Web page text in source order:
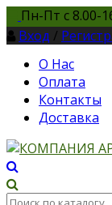
Пн-Пт с 8.00-
Вход /
О Нас
Оплата
Контакты
Доставка